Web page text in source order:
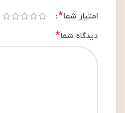
امتیاز شما*
دیدگاه شما*